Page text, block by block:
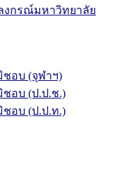
งกรณ์มหาวิทยาลัย
ชอบ (จุฬาฯ)
ชอบ (ป.ป.ช.)
ชอบ (ป.ป.ท.)